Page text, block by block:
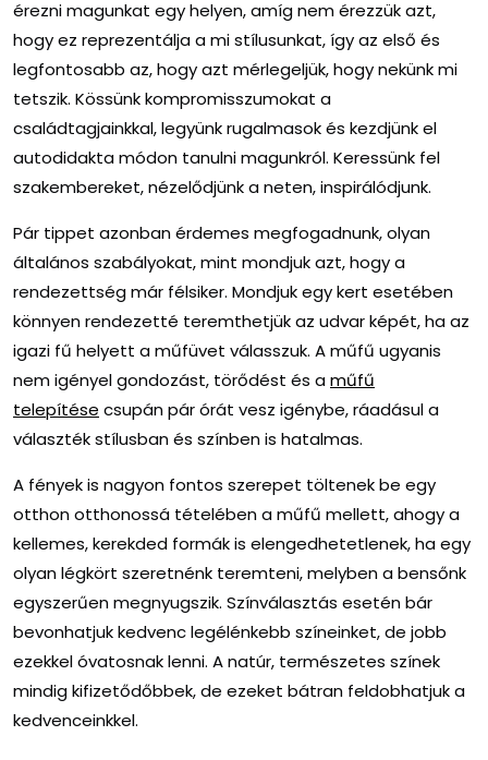
érezni magunkat egy helyen, amíg nem érezzük azt,
hogy ez reprezentálja a mi stílusunkat, így az első és
legfontosabb az, hogy azt mérlegeljük, hogy nekünk mi
tetszik. Kössünk kompromisszumokat a
családtagjainkkal, legyünk rugalmasok és kezdjünk el
autodidakta módon tanulni magunkról. Keressünk fel
szakembereket, nézelődjünk a neten, inspirálódjunk.
Pár tippet azonban érdemes megfogadnunk, olyan
általános szabályokat, mint mondjuk azt, hogy a
rendezettség már félsiker. Mondjuk egy kert esetében
könnyen rendezetté teremthetjük az udvar képét, ha az
igazi fű helyett a műfüvet válasszuk. A műfű ugyanis
nem igényel gondozást, törődést és aműfű
telepítése csupán pár órát vesz igénybe, ráadásul a
választék stílusban és színben is hatalmas.
A fények is nagyon fontos szerepet töltenek be egy
otthon otthonossá tételében a műfű mellett, ahogy a
kellemes, kerekded formák is elengedhetetlenek, ha egy
olyan légkört szeretnénk teremteni, melyben a bensőnk
egyszerűen megnyugszik. Színválasztás esetén bár
bevonhatjuk kedvenc legélénkebb színeinket, de jobb
ezekkel óvatosnak lenni. A natúr, természetes színek
mindig kifizetődőbbek, de ezeket bátran feldobhatjuk a
kedvenceinkkel.